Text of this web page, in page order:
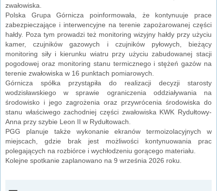
zwałowiska.
Polska Grupa Górnicza poinformowała, że kontynuuje prace
zabezpieczające i interwencyjne na terenie zapożarowanej części
hałdy. Poza tym prowadzi też monitoring wizyjny hałdy przy użyciu
kamer, czujników gazowych i czujników pyłowych, bieżący
monitoring siły i kierunku wiatru przy użyciu zabudowanej stacji
pogodowej oraz monitoring stanu termicznego i stężeń gazów na
terenie zwałowiska w 16 punktach pomiarowych.
Górnicza spółka przystąpiła do realizacji decyzji starosty
wodzisławskiego w sprawie ograniczenia oddziaływania na
środowisko i jego zagrożenia oraz przywrócenia środowiska do
stanu właściwego zachodniej części zwałowiska KWK Rydułtowy-
Anna przy szybie Leon II w Rydułtowach.
PGG planuje także wykonanie ekranów termoizolacyjnych w
miejscach, gdzie brak jest możliwości kontynuowania prac
polegających na rozbiórce i wychłodzeniu gorącego materiału.
Kolejne spotkanie zaplanowano na 9 września 2026 roku.